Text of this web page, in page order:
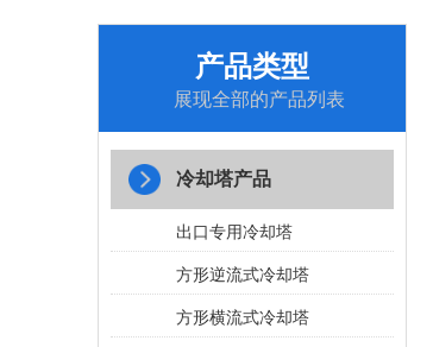
产品类型
展现全部的产品列表
冷却塔产品
出口专用冷却塔
方形逆流式冷却塔
方形横流式冷却塔